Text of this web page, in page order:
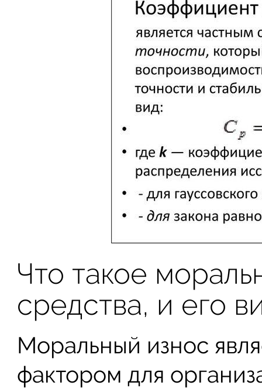
Что такое
средства, и его
Моральный износ
фактором для